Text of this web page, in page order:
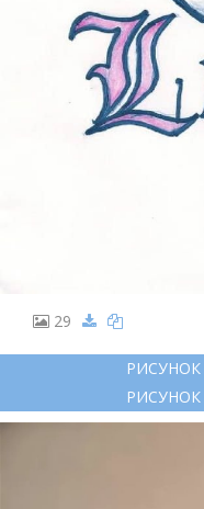
29